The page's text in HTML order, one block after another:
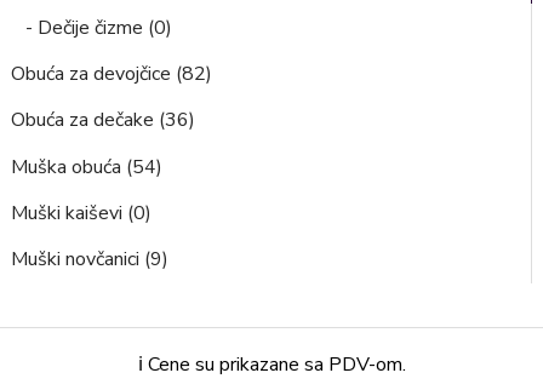
- Dečije čizme (0)
Obuća za devojčice (82)
Obuća za dečake (36)
Muška obuća (54)
Muški kaiševi (0)
Muški novčanici (9)
ℹ️ Cene su prikazane sa PDV-om.